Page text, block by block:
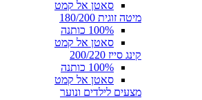
סאטן אל קמט
מיטה זוגית 180/200
100% כותנה
סאטן אל קמט
קינג סייז 200/220
100% כותנה
סאטן אל קמט
מצעים לילדים ונוער